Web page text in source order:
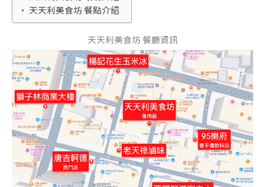
天天利美食坊 餐點介紹
天天利美食坊 餐廳資訊